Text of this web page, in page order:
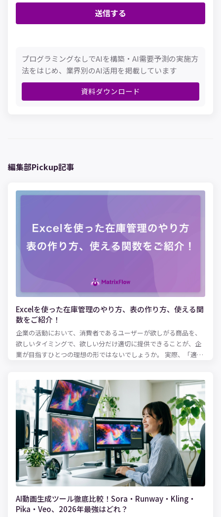
プログラミングなしでAIを構築・AI需要予測の実施方
法をはじめ、業界別のAI活用を掲載しています
資料ダウンロード
編集部Pickup記事
Excelを使った在庫管理のやり方、表の作り方、使える関
数をご紹介！
企業の活動において、消費者であるユーザーが欲しがる商品を、
欲しいタイミングで、欲しい分だけ適切に提供できることが、企
業が目指すひとつの理想の形ではないでしょうか。 実際、「適正
に務めるのは、およそ商品を扱う企業にとっては共通の使命とも
いえるのでしょう。 適性な在庫水準を保つために必要となるのが
在庫管理表です。 実際に、紙での在庫管理をしていることも少な
くないと思いますが、扱う商品などのアイテム数が多い場合、紙
の在庫管理表では管理しきれなくなる可能性も出てきます。そこ
で便利でかつ的確な在庫管理を可能にするのが、Excelです。 本記
事では、Excelを活用した在庫管理の方法について、在庫管理のや
り方、表の作り方、使える関数をまとめてご紹介します！
AI動画生成ツール徹底比較！Sora・Runway・Kling・
Pika・Veo、2026年最強はどれ？